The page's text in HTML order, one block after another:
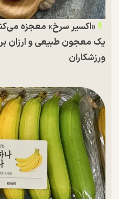
«اکسیر سرخ» معجزه
یک معجون طبیعی و ارزان
ورزشکاران